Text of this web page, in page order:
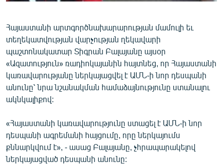
ԿՈՐՈՆԱՎԻՐՈՒՍ
ԱՐԽԻՎ
ՏԵՍԱՆՅՈՒԹԵՐ
ԲԱՆԱՎԵՃ
ՁԳՏԵԼՈՎ ԼԱՎԱԳՈՒՅՆԻՆ
Հայերեն
English
Հայաստանի արտգործնախարարության մամուլի եւ
տեղեկատվության վարչության ղեկավարի
պաշտոնակատար Տիգրան Բալայանը այսօր
«Ազատություն» ռադիոկայանին հայտնեց, որ Հայաստանի
կառավարությանը ներկայացվել է ԱՄՆ-ի նոր դեսպանի
անունը՝ նրա նշանակման համաձայնությունը ստանալու
ակնկալիքով:
«Հայաստանի կառավարությունը ստացել է ԱՄՆ-ի նոր
դեսպանի ագրեմանի հայցումը, որը ներկայումս
քննարկվում է», - ասաց Բալայանը, չհրապարակելով
ներկայացված դեսպանի անունը: